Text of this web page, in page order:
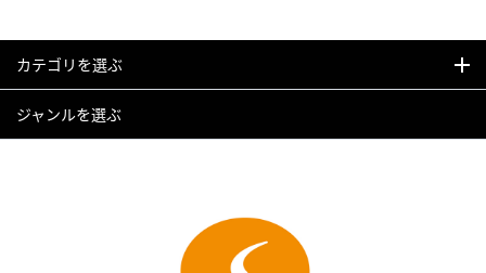
カテゴリを選ぶ
ジャンルを選ぶ